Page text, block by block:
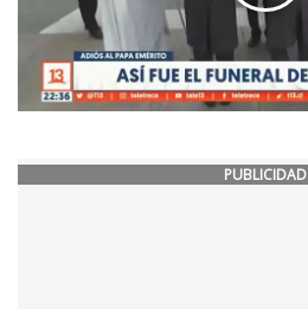
PUBLICIDAD